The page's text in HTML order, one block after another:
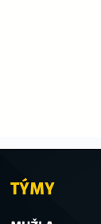
TÝMY